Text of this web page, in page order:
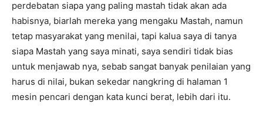
perdebatan siapa yang paling mastah tidak akan ada
habisnya, biarlah mereka yang mengaku Mastah, namun
tetap masyarakat yang menilai, tapi kalua saya di tanya
siapa Mastah yang saya minati, saya sendiri tidak bias
untuk menjawab nya, sebab sangat banyak penilaian yang
harus di nilai, bukan sekedar nangkring di halaman 1
mesin pencari dengan kata kunci berat, lebih dari itu.